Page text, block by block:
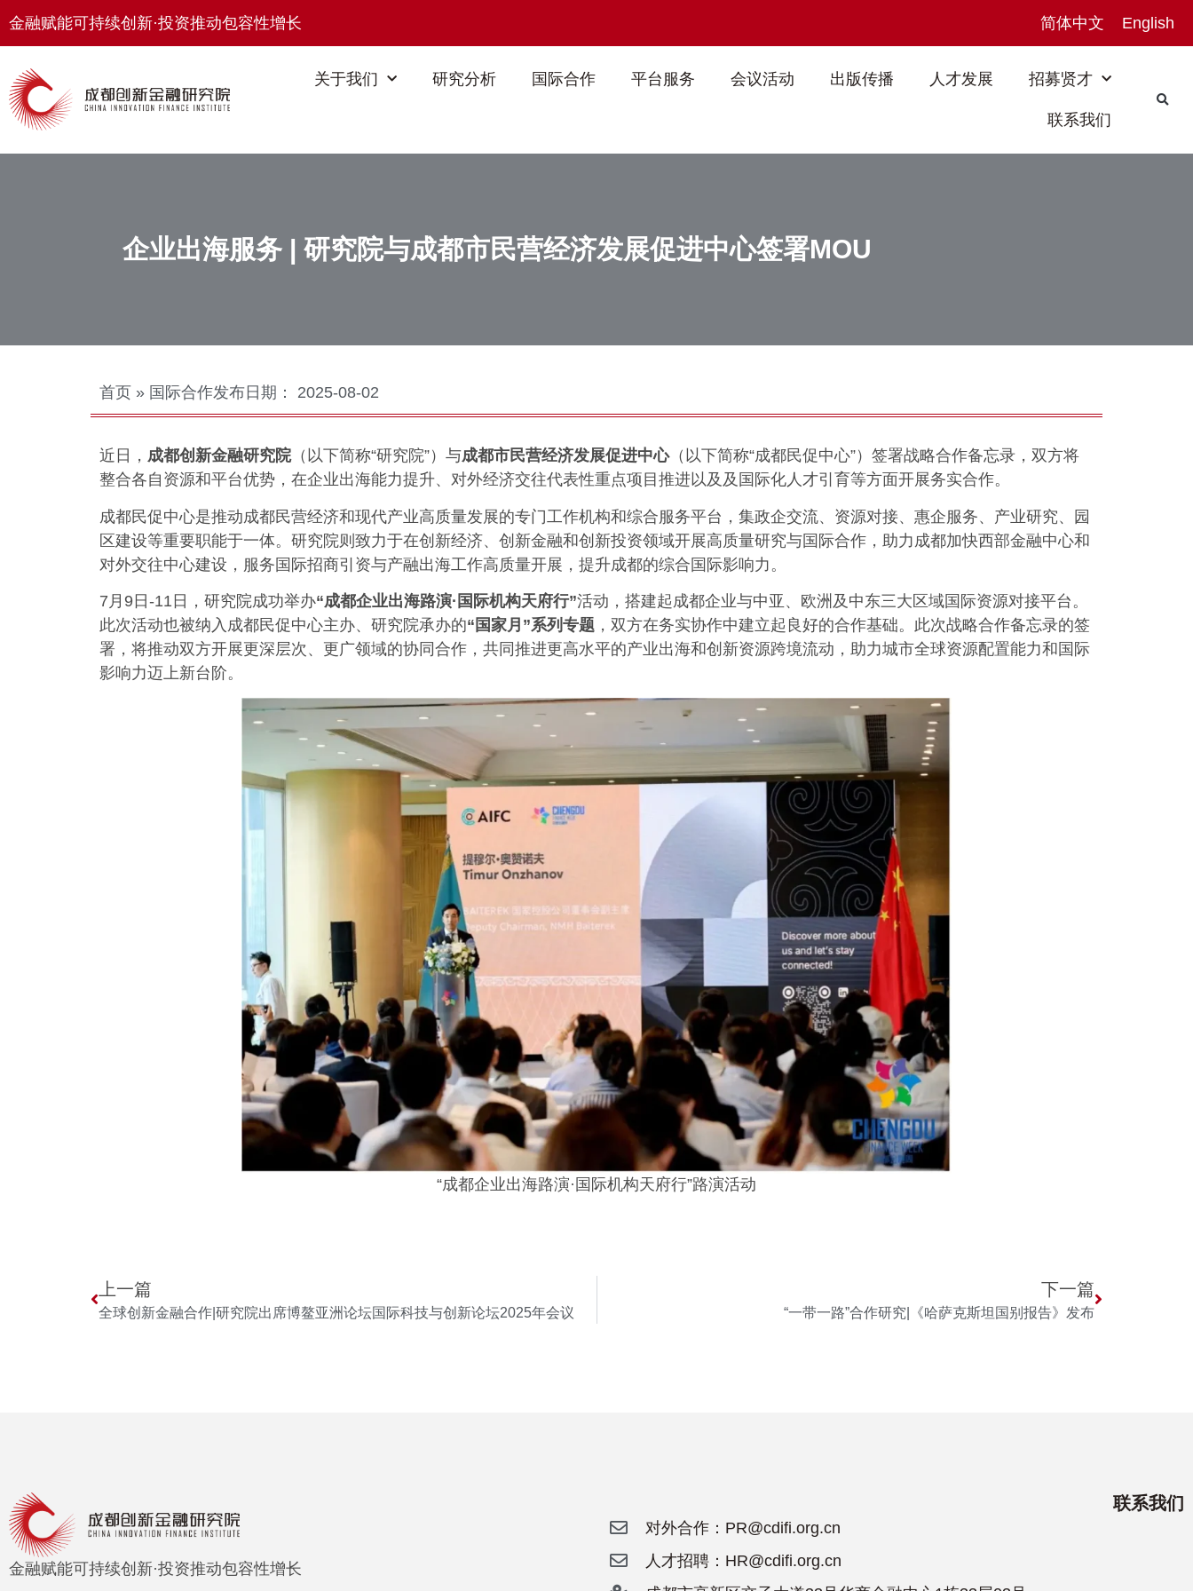
金融赋能可持续创新·投资推动包容性增长 简体中文 English
关于我们 研究分析 国际合作 平台服务 会议活动 出版传播 人才发展 招募贤才
联系我们
企业出海服务 | 研究院与成都市民营经济发展促进中心签署MOU
首页 » 国际合作发布日期： 2025-08-02
近日， 成都创新金融研究院（以下简称“研究院”）与成都市民营经济发展促进中心（以下简称“成都民促中心”）签署战略合作备忘录，双方将
整合各自资源和平台优势，在企业出海能力提升、对外经济交往代表性重点项目推进以及及国际化人才引育等方面开展务实合作。
成都民促中心是推动成都民营经济和现代产业高质量发展的专门工作机构和综合服务平台，集政企交流、资源对接、惠企服务、产业研究、园
区建设等重要职能于一体。研究院则致力于在创新经济、创新金融和创新投资领域开展高质量研究与国际合作，助力成都加快西部金融中心和
对外交往中心建设，服务国际招商引资与产融出海工作高质量开展，提升成都的综合国际影响力。
7月9日-11日，研究院成功举办“成都企业出海路演·国际机构天府行”活动，搭建起成都企业与中亚、欧洲及中东三大区域国际资源对接平台。
此次活动也被纳入成都民促中心主办、研究院承办的“国家月”系列专题 ，双方在务实协作中建立起良好的合作基础。此次战略合作备忘录的签
署，将推动双方开展更深层次、更广领域的协同合作，共同推进更高水平的产业出海和创新资源跨境流动，助力城市全球资源配置能力和国际
影响力迈上新台阶。
“成都企业出海路演·国际机构天府行”路演活动
上一篇
全球创新金融合作|研究院出席博鳌亚洲论坛国际科技与创新论坛2025年会议
下一篇
“一带一路”合作研究|《哈萨克斯坦国别报告》发布
金融赋能可持续创新·投资推动包容性增长
联系我们
对外合作：PR@cdifi.org.cn
人才招聘：HR@cdifi.org.cn